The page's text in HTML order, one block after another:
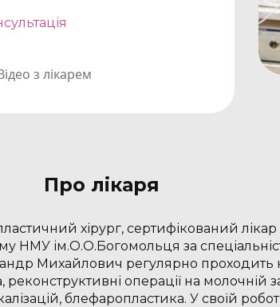
з лікарем
Про лікаря
хірург, сертифікований
НМУ ім.О.О.Богомольця за
Михайлович регулярно проходить
операції на молочній
блефаропластика. У своїй